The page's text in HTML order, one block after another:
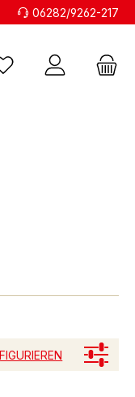
06282/9262-217